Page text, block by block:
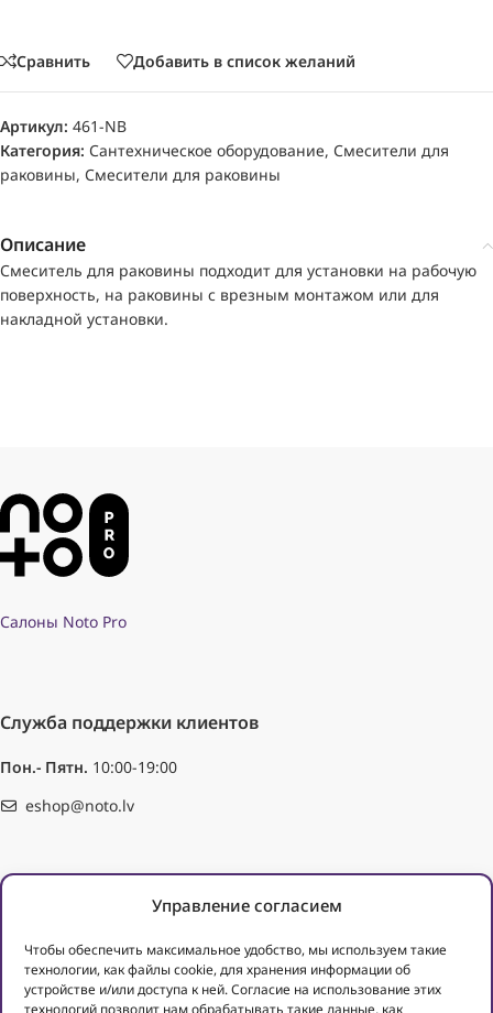
Управление согласием
Чтобы обеспечить максимальное удобство, мы используем такие
технологии, как файлы cookie, для хранения информации об
устройстве и/или доступа к ней. Согласие на использование этих
технологий позволит нам обрабатывать такие данные, как
Сравнить Добавить в список желаний
Артикул: 461-NB
Категория: Сантехническое оборудование, Смесители для
раковины, Смесители для раковины
Описание
Смеситель для раковины подходит для установки на рабочую
поверхность, на раковины с врезным монтажом или для
накладной установки.
Салоны Noto Pro
Служба поддержки клиентов
Пон.- Пятн. 10:00-19:00
eshop@noto.lv
Помощь при покупке
Заказ
Способы оплаты
Доставка